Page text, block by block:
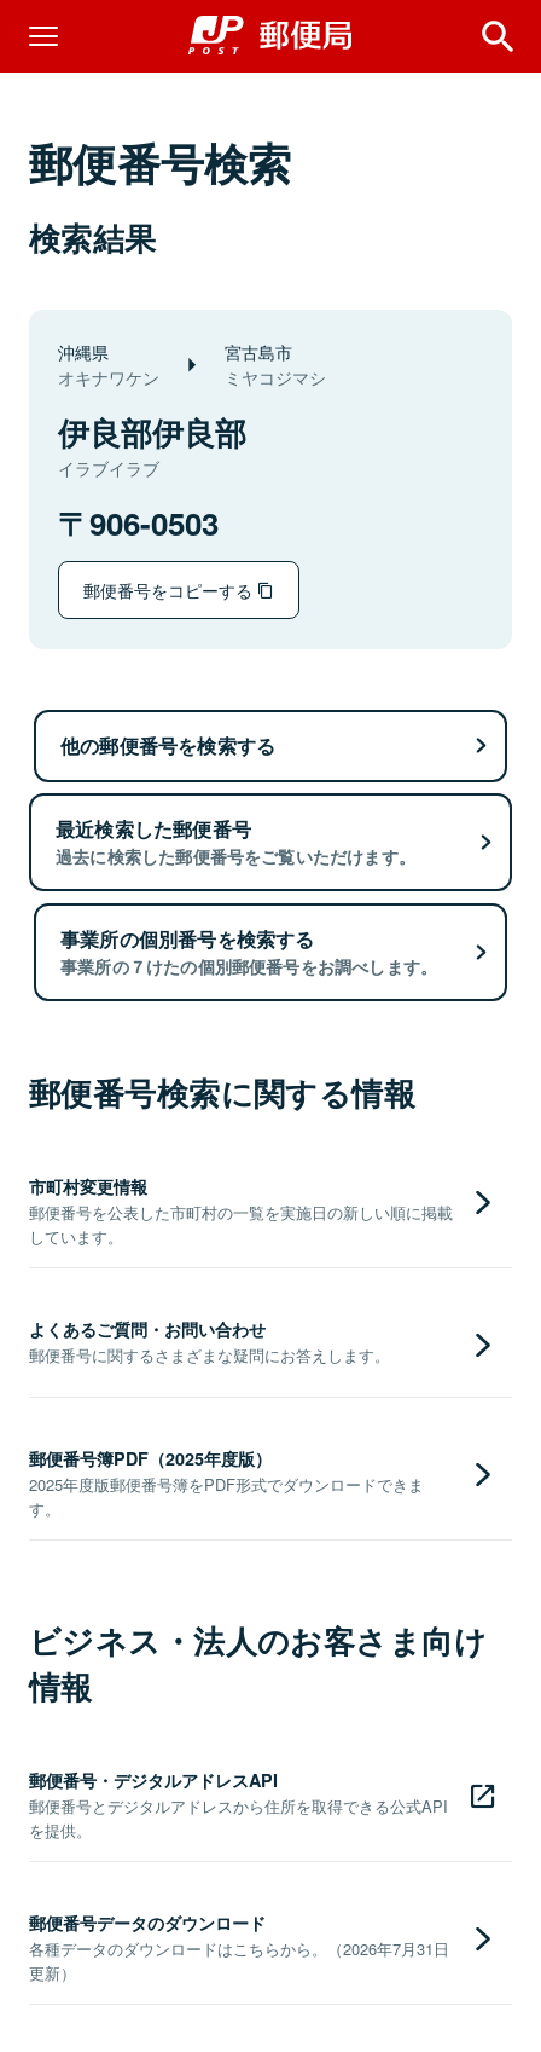
郵便番号検索
検索結果
沖縄県
オキナワケン
宮古島市
ミヤコジマシ
伊良部伊良部
イラブイラブ
906-0503
郵便番号をコピーする
他の郵便番号を検索する
最近検索した郵便番号
過去に検索した郵便番号をご覧いただけます。
事業所の個別番号を検索する
事業所の７けたの個別郵便番号をお調べします。
郵便番号検索に関する情報
市町村変更情報
郵便番号を公表した市町村の一覧を実施日の新しい順に掲載
しています。
よくあるご質問・お問い合わせ
郵便番号に関するさまざまな疑問にお答えします。
郵便番号簿PDF（2025年度版）
2025年度版郵便番号簿をPDF形式でダウンロードできま
す。
ビジネス・法人のお客さま向け
情報
郵便番号・デジタルアドレスAPI
郵便番号とデジタルアドレスから住所を取得できる公式API
を提供。
郵便番号データのダウンロード
各種データのダウンロードはこちらから。（2026年7月31日
更新）